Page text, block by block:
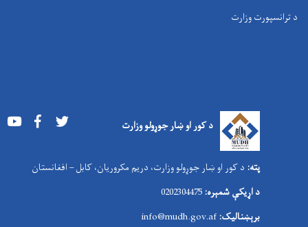
د ترانسپورت وزارت
د کور او ښار جوړولو وزارت Youtube Facebook
پته: د کور او ښار جوړولو وزارت، دریم مکروریان، کابل – افغانستان
د اړیکې شمېره:
برېښنالیک:
info@mudh.gov.af